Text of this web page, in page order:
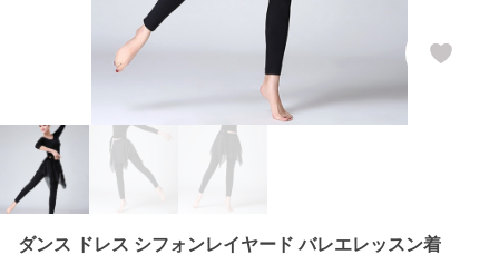
ダンス ドレス シフォンレイヤード バレエレッスン着